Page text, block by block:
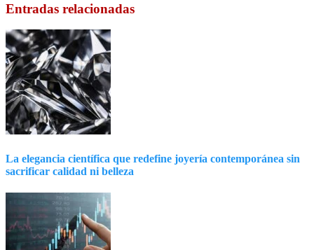
Entradas relacionadas
La elegancia científica que redefine joyería contemporánea sin
sacrificar calidad ni belleza